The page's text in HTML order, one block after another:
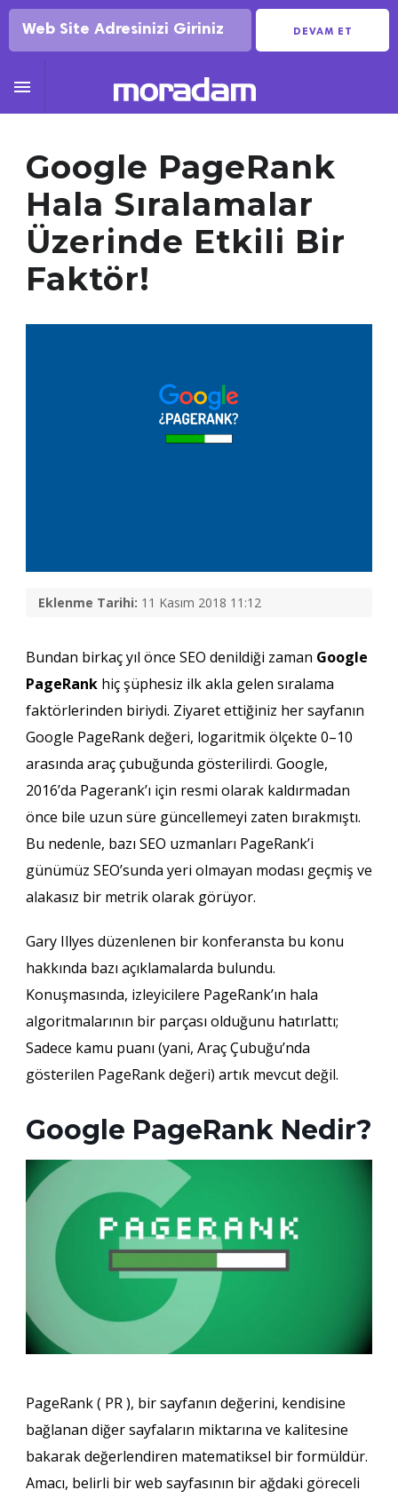
DEVAM ET

Google PageRank
Hala Sıralamalar
Üzerinde Etkili Bir
Faktör!
Eklenme Tarihi: 11 Kasım 2018 11:12
Bundan birkaç yıl önce SEO denildiği zaman Google
PageRankhiç şüphesiz ilk akla gelen sıralama
faktörlerinden biriydi. Ziyaret ettiğiniz her sayfanın
Google PageRank değeri, logaritmik ölçekte 0–10
arasında araç çubuğunda gösterilirdi. Google,
2016’da Pagerank’ı için resmi olarak kaldırmadan
önce bile uzun süre güncellemeyi zaten bırakmıştı.
Bu nedenle, bazı SEO uzmanları PageRank’i
günümüz SEO’sunda yeri olmayan modası geçmiş ve
alakasız bir metrik olarak görüyor.
Gary Illyes düzenlenen bir konferansta bu konu
hakkında bazı açıklamalarda bulundu.
Konuşmasında, izleyicilere PageRank’ın hala
algoritmalarının bir parçası olduğunu hatırlattı;
Sadece kamu puanı (yani, Araç Çubuğu’nda
gösterilen PageRank değeri) artık mevcut değil.
Google PageRank Nedir?
PageRank ( PR ), bir sayfanın değerini, kendisine
bağlanan diğer sayfaların miktarına ve kalitesine
bakarak değerlendiren matematiksel bir formüldür.
Amacı, belirli bir web sayfasının bir ağdaki göreceli